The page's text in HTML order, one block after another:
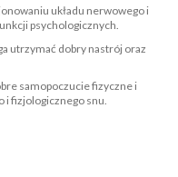
układu nerwowego i
psychologicznych.
utrzymać dobry nastrój oraz
samopoczucie fizyczne i
i fizjologicznego snu.